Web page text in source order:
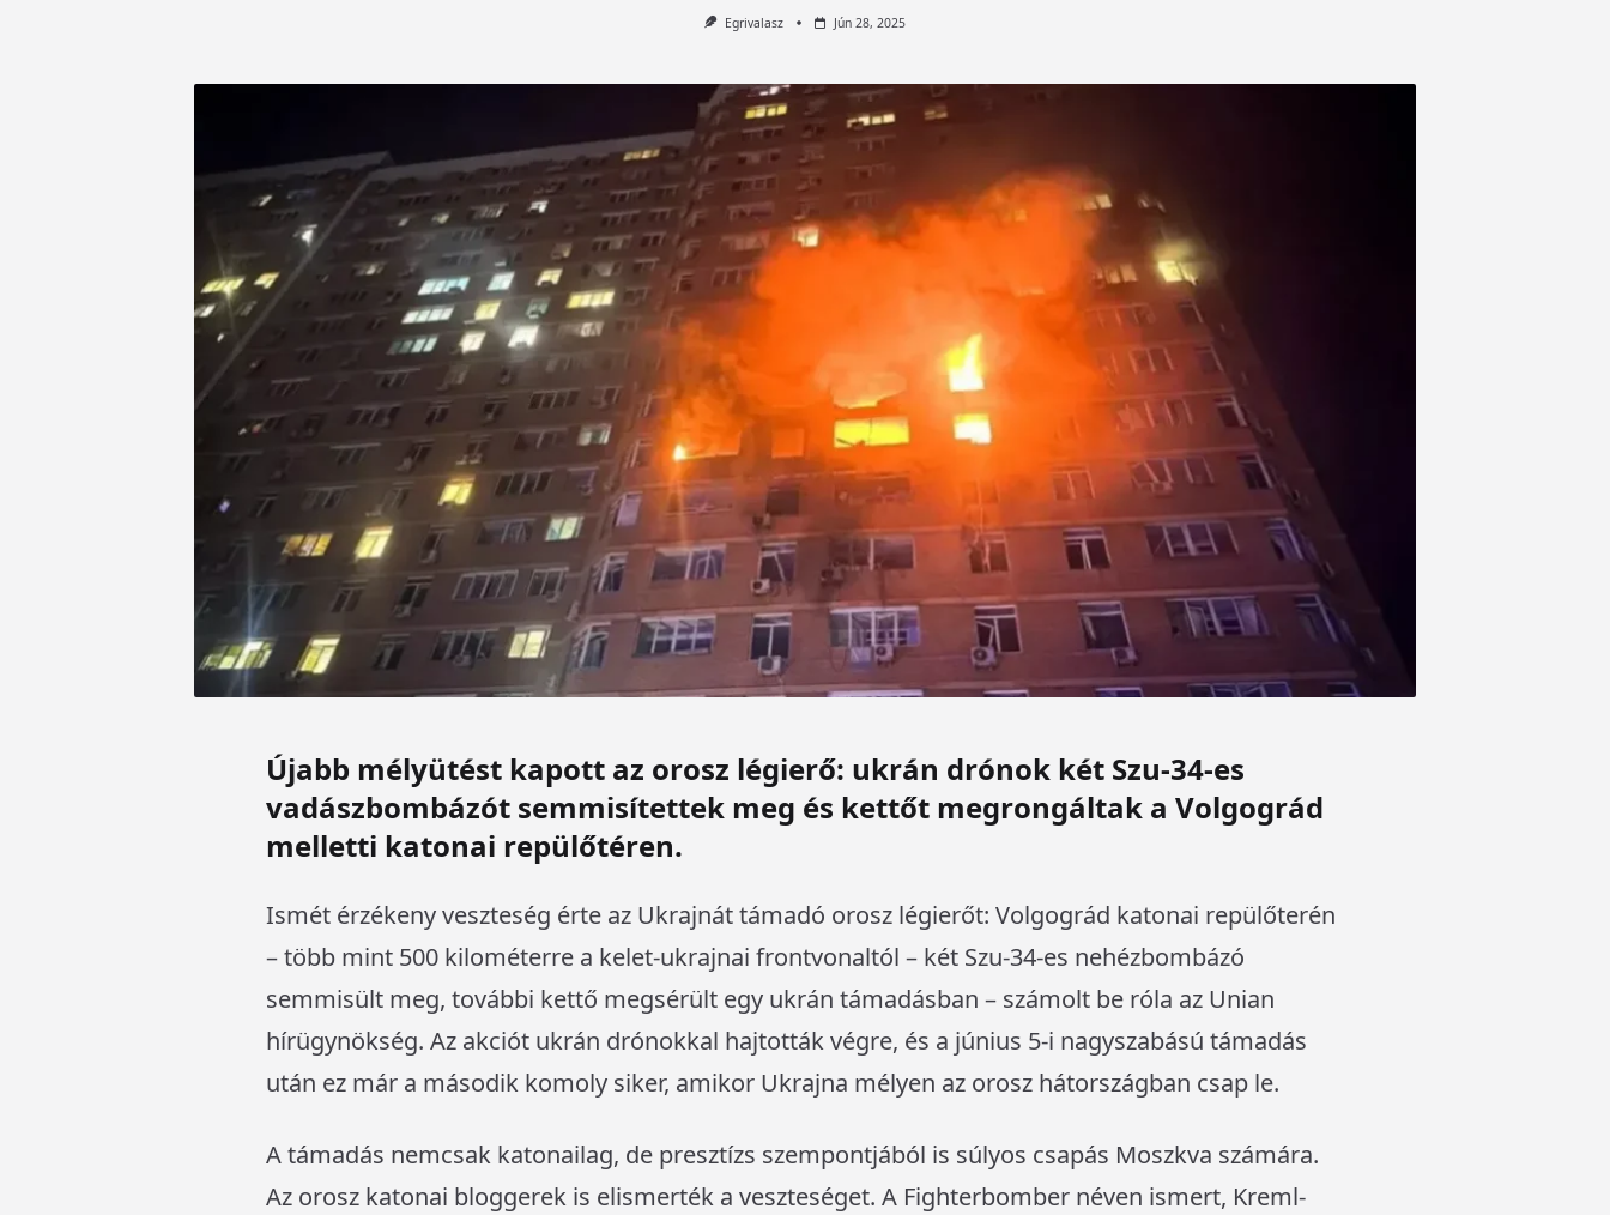
Egrivalasz Jún 28, 2025
Újabb mélyütést kapott az orosz légierő: ukrán drónok két Szu-34-es
vadászbombázót semmisítettek meg és kettőt megrongáltak a Volgográd
melletti katonai repülőtéren.
Ismét érzékeny veszteség érte az Ukrajnát támadó orosz légierőt: Volgográd katonai repülőterén
– több mint 500 kilométerre a kelet-ukrajnai frontvonaltól – két Szu-34-es nehézbombázó
semmisült meg, további kettő megsérült egy ukrán támadásban – számolt be róla az Unian
hírügynökség. Az akciót ukrán drónokkal hajtották végre, és a június 5-i nagyszabású támadás
után ez már a második komoly siker, amikor Ukrajna mélyen az orosz hátországban csap le.
A támadás nemcsak katonailag, de presztízs szempontjából is súlyos csapás Moszkva számára.
Az orosz katonai bloggerek is elismerték a veszteséget. A Fighterbomber néven ismert, Kreml-